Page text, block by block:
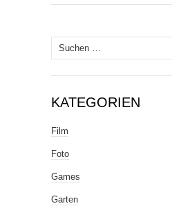
Suche
nach:
KATEGORIEN
Film
Foto
Games
Garten